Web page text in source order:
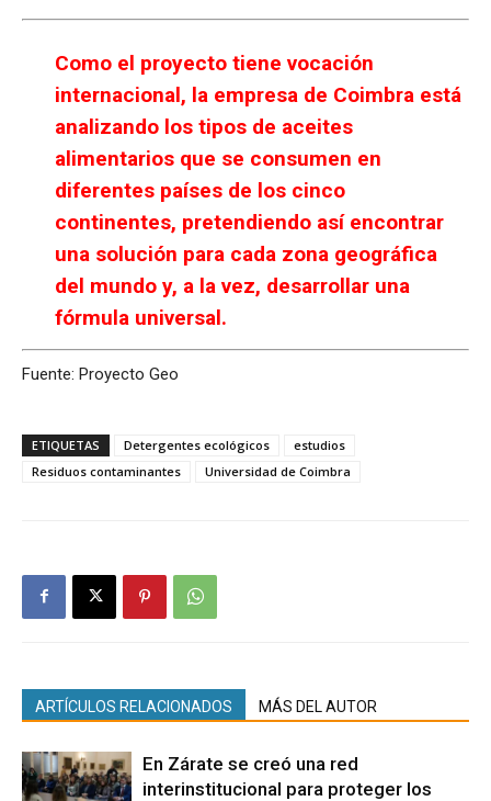
Como el proyecto tiene vocación
internacional, la empresa de Coimbra está
analizando los tipos de aceites
alimentarios que se consumen en
diferentes países de los cinco
continentes, pretendiendo así encontrar
una solución para cada zona geográfica
del mundo y, a la vez, desarrollar una
fórmula universal.
Fuente: Proyecto Geo
ETIQUETAS Detergentes ecológicos
estudios
Residuos contaminantes
Universidad de Coimbra
ARTÍCULOS RELACIONADOS MÁS DEL AUTOR
En Zárate se creó una red
interinstitucional para proteger los